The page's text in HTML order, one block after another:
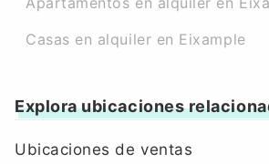
Casas en alquiler en Eixample
Explora ubicaciones
Ubicaciones de ventas